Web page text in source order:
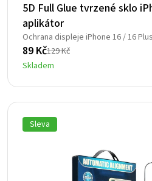
5D Full Glue tvrzené sklo
aplikátor
Ochrana displeje iPhone 16 / 16
129Kč
Původní
cena
byla:
129 Kč.
89 Kč
Aktuální
cena
je:
89 Kč.
Skladem
Sleva